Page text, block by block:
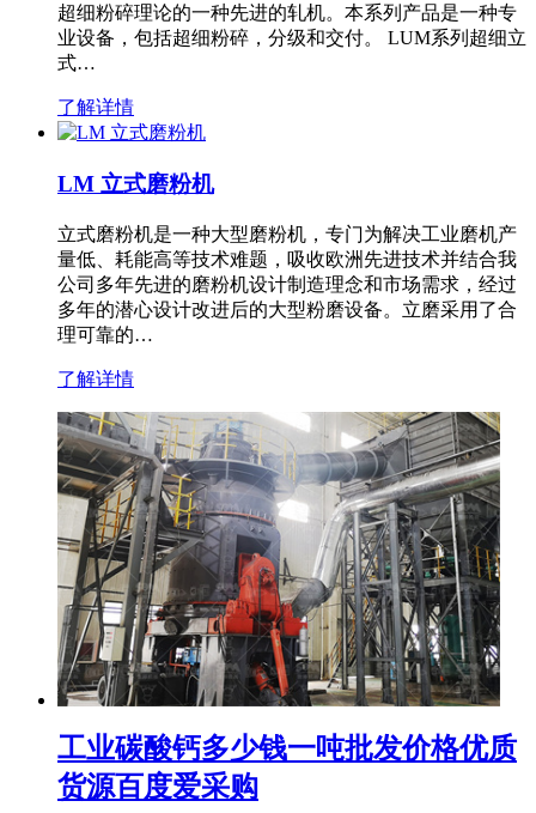
超细粉碎理论的一种先进的轧机。本系列产品是一种专
业设备，包括超细粉碎，分级和交付。 LUM系列超细立
式…
了解详情
LM 立式磨粉机
立式磨粉机是一种大型磨粉机，专门为解决工业磨机产
量低、耗能高等技术难题，吸收欧洲先进技术并结合我
公司多年先进的磨粉机设计制造理念和市场需求，经过
多年的潜心设计改进后的大型粉磨设备。立磨采用了合
理可靠的…
了解详情
工业碳酸钙多少钱一吨批发价格优质
货源百度爱采购